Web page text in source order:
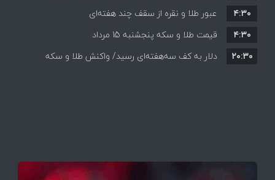
قیمت ها بر مدار افزایش + جدول
عبور طلا و نقره از سقف چند هفته‌ای
۴:۳۰
قیمت طلا و سکه پنجشنبه 15 مرداد
۴:۳۰
دلار به کف سه‌هفته‌ای رسید/ واکنش طلا و سکه
۲۰:۳۰